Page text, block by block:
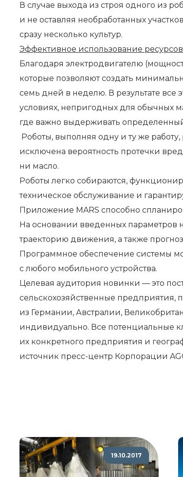
В случае выхода из строя одного из
и не оставляя необработанных
сразу несколько культур.
Эффективное использование
Благодаря электродвигателю
которые позволяют создать
семь дней в неделю. В результате все
условиях, непригодных для обычных
где важно выдерживать
Роботы, выполняя одну и ту же
исключена вероятность протечки
ни масло.
Роботы легко собираются,
техническое обслуживание и
Приложение MARS способно
На основании введенных параметров
траекторию движения, а также
Программное обеспечение системы
с любого мобильного устройства.
Целевая аудитория новинки — это
сельскохозяйственные предприятия,
из Германии, Австралии,
индивидуально. Все потенциальные
их конкретного предприятия и
источник пресс-центр Корпорации
19.10.2017